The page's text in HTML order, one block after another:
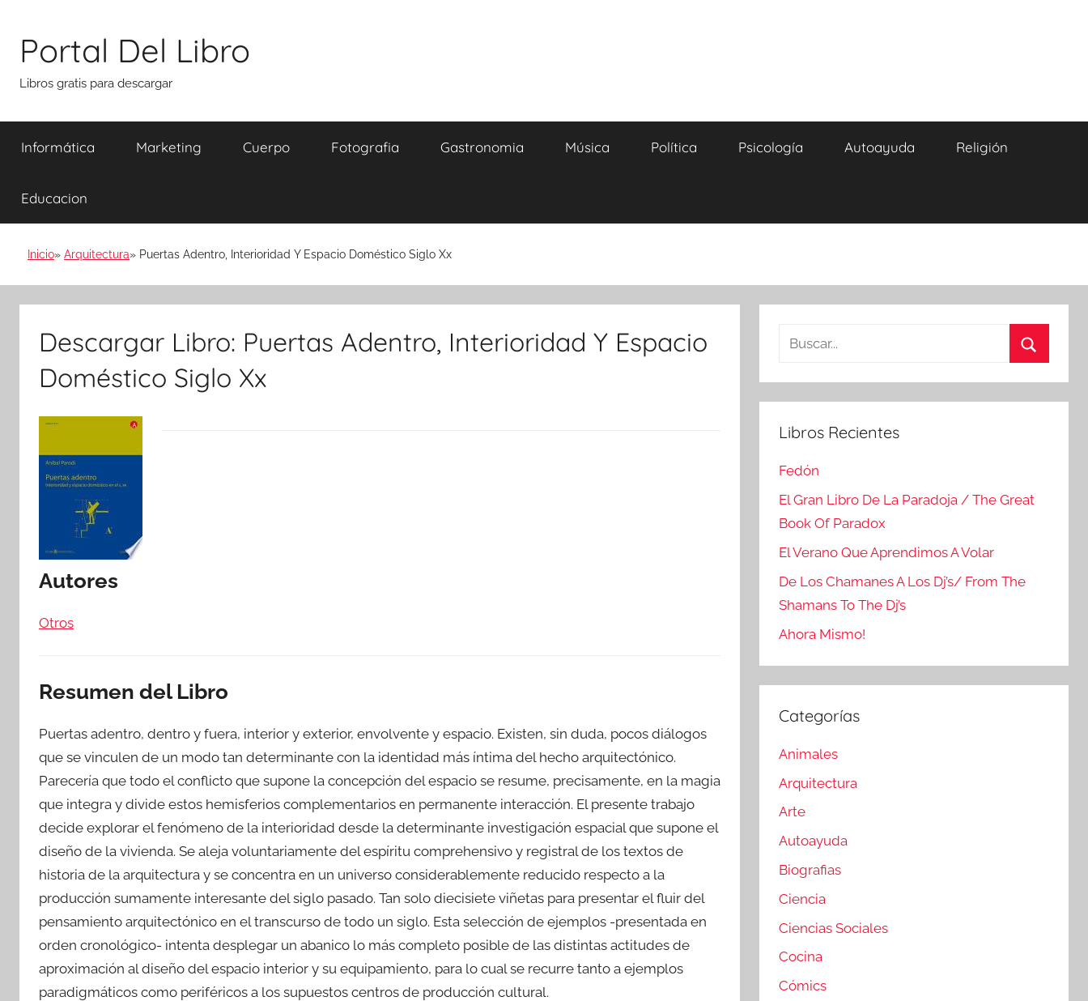
contenido
Portal Del Libro
Libros gratis para descargar
Informática Marketing Cuerpo Fotografia Gastronomia Música Política Psicología Autoayuda Religión
Educacion
Inicio Arquitectura Puertas Adentro, Interioridad Y Espacio Doméstico Siglo Xx
Descargar Libro: Puertas Adentro, Interioridad Y Espacio
Doméstico Siglo Xx
Autores
Otros
Resumen del Libro
Puertas adentro, dentro y fuera, interior y exterior, envolvente y espacio. Existen, sin duda, pocos diálogos
que se vinculen de un modo tan determinante con la identidad más íntima del hecho arquitectónico.
Parecería que todo el conflicto que supone la concepción del espacio se resume, precisamente, en la magia
que integra y divide estos hemisferios complementarios en permanente interacción. El presente trabajo
decide explorar el fenómeno de la interioridad desde la determinante investigación espacial que supone el
diseño de la vivienda. Se aleja voluntariamente del espíritu comprehensivo y registral de los textos de
historia de la arquitectura y se concentra en un universo considerablemente reducido respecto a la
producción sumamente interesante del siglo pasado. Tan solo diecisiete viñetas para presentar el fluir del
pensamiento arquitectónico en el transcurso de todo un siglo. Esta selección de ejemplos -presentada en
orden cronológico- intenta desplegar un abanico lo más completo posible de las distintas actitudes de
aproximación al diseño del espacio interior y su equipamiento, para lo cual se recurre tanto a ejemplos
paradigmáticos como periféricos a los supuestos centros de producción cultural.
Buscar:
Libros Recientes
Fedón
El Gran Libro De La Paradoja / The Great
Book Of Paradox
El Verano Que Aprendimos A Volar
De Los Chamanes A Los Dj’s/ From The
Shamans To The Dj’s
Ahora Mismo!
Categorías
Animales
Arquitectura
Arte
Autoayuda
Biografias
Ciencia
Ciencias Sociales
Cocina
Cómics